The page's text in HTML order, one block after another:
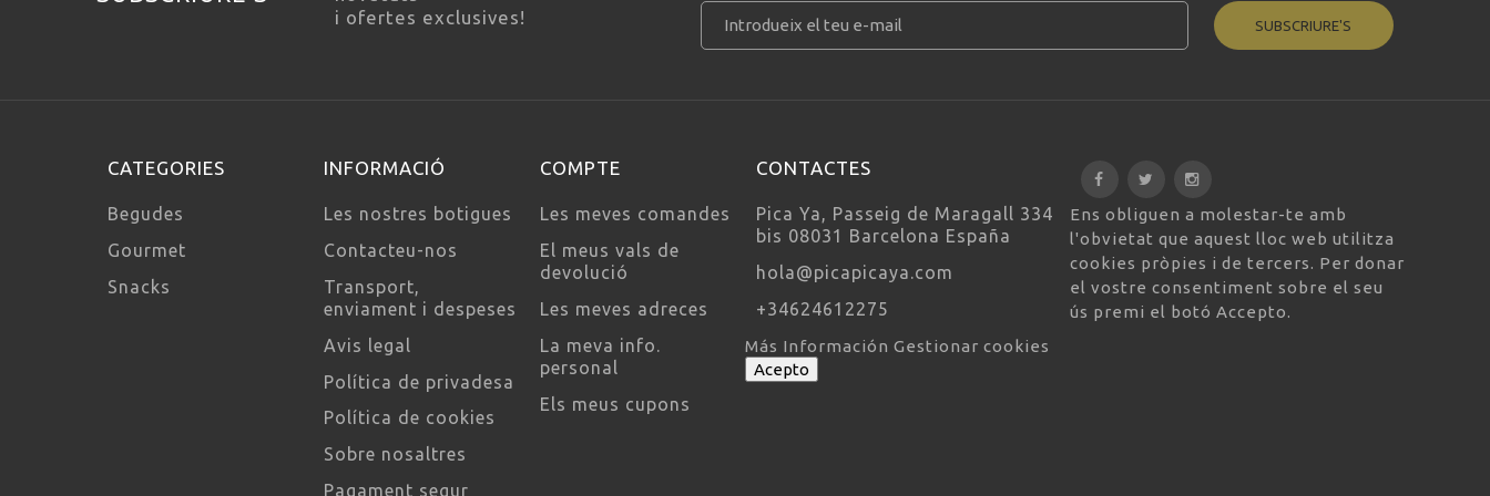
i ofertes exclusives!
SUBSCRIURE'S
CATEGORIES
Begudes
Gourmet
Snacks
INFORMACIÓ
Les nostres botigues
Contacteu-nos
Transport,
enviament i despeses
Avis legal
Política de privadesa
Política de cookies
Sobre nosaltres
Pagament segur
COMPTE
Les meves comandes
El meus vals de
devolució
Les meves adreces
La meva info.
personal
Els meus cupons
CONTACTES
Pica Ya, Passeig de Maragall 334
bis 08031 Barcelona España
hola@picapicaya.com
+34624612275
Ens obliguen a molestar-te amb
l'obvietat que aquest lloc web utilitza
cookies pròpies i de tercers. Per donar
el vostre consentiment sobre el seu
ús premi el botó Accepto.
Más Información Gestionar cookies
Acepto